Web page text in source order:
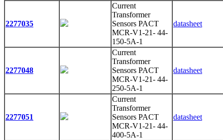
2277035
Current
Transformer
Sensors PACT
MCR-V1-21- 44-
150-5A-1
datasheet
2277048
Current
Transformer
Sensors PACT
MCR-V1-21- 44-
250-5A-1
datasheet
2277051
Current
Transformer
Sensors PACT
MCR-V1-21- 44-
400-5A-1
datasheet